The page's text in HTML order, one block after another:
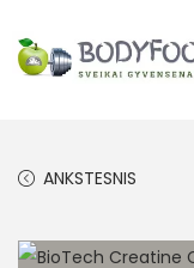
ANKSTESNIS